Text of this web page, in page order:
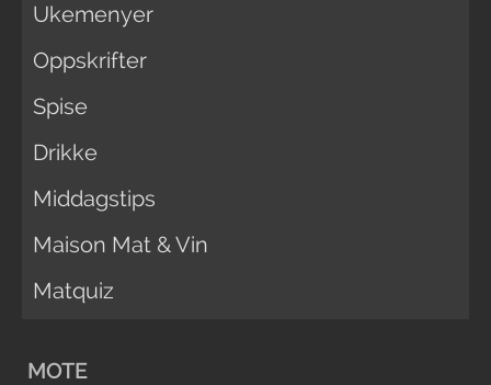
Ukemenyer
Oppskrifter
Spise
Drikke
Middagstips
Maison Mat & Vin
Matquiz
MOTE